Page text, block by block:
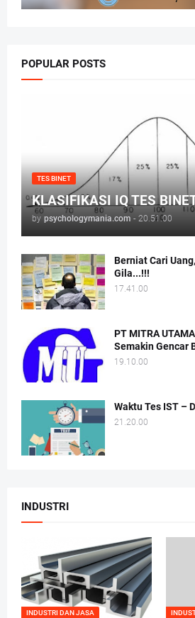
POPULAR POSTS
TES BINET
KLASIFIKASI IQ TES
by psychologymania.com - 20.51.00
Berniat Cari
Gila...!!!
17.41.00
PT MITRA
Semakin Gencar
19.10.00
Waktu Tes IST –
21.20.00
INDUSTRI
INDUSTRI DAN JASA